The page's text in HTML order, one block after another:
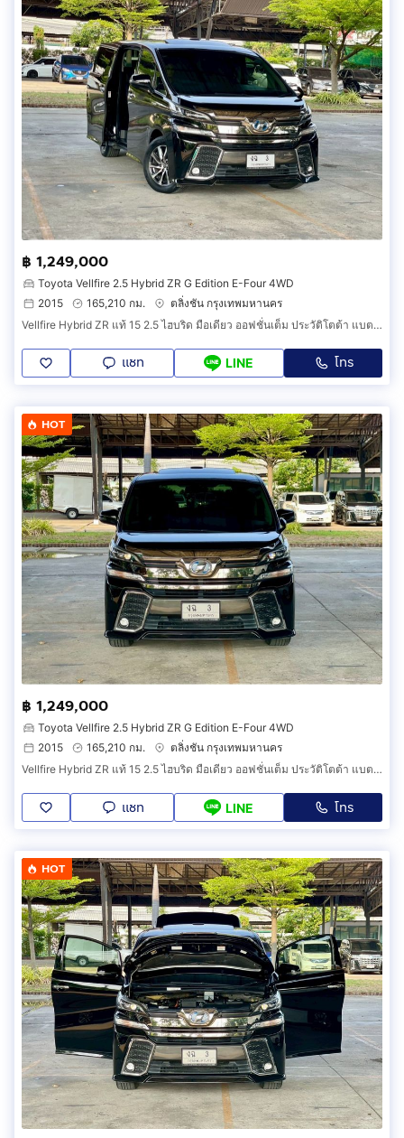
฿ 1,249,000
Toyota Vellfire 2.5 Hybrid ZR G Edition E-Four 4WD
2015
165,210 กม.
ตลิ่งชัน กรุงเทพมหานคร
Vellfire Hybrid ZR แท้ 15 2.5 ไฮบริด มือเดียว ออฟชั่นเต็ม ประวัติโตต้า แบตไฮบริดเพิ่งเปลี่ยน มีวารันตีถึง 25 กพ 69 ฟิล์ม พรม ฯ ทุกอย่างครบ
แชท LINE โทร
HOT
฿ 1,249,000
Toyota Vellfire 2.5 Hybrid ZR G Edition E-Four 4WD
2015
165,210 กม.
ตลิ่งชัน กรุงเทพมหานคร
Vellfire Hybrid ZR แท้ 15 2.5 ไฮบริด มือเดียว ออฟชั่นเต็ม ประวัติโตต้า แบตไฮบริดเพิ่งเปลี่ยน มีวารันตีถึง 25 กพ 69 ฟิล์ม พรม ฯ ทุกอย่างครบ
แชท LINE โทร
HOT